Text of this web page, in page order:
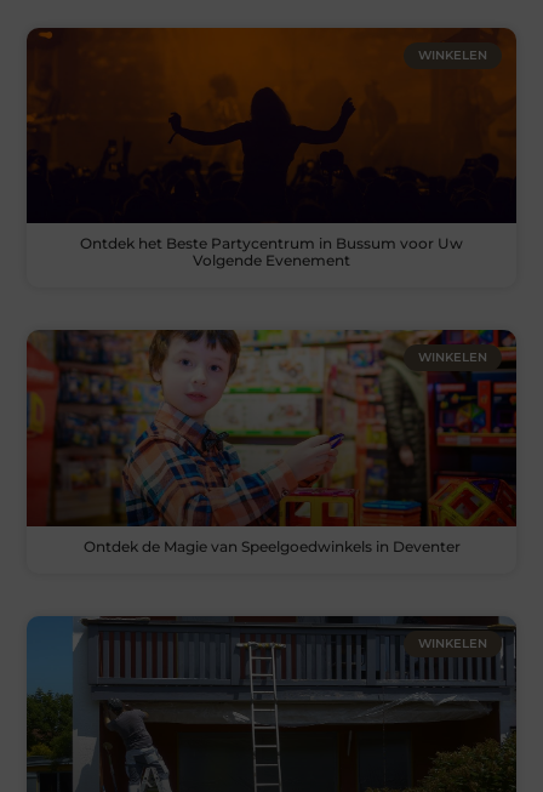
WINKELEN
Ontdek het Beste Partycentrum in Bussum voor Uw
Volgende Evenement
WINKELEN
Ontdek de Magie van Speelgoedwinkels in Deventer
WINKELEN